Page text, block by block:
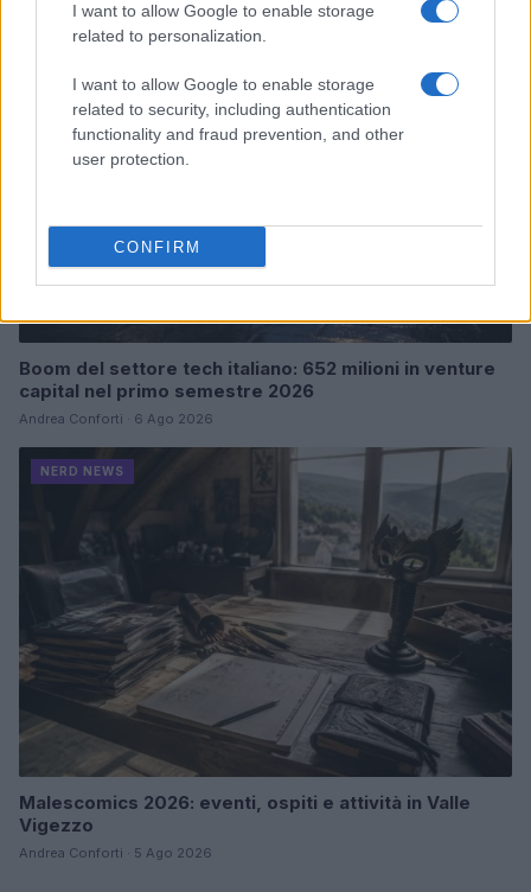
I want to allow Google to enable storage
related to personalization.
I want to allow Google to enable storage
related to security, including authentication
functionality and fraud prevention, and other
user protection.
CONFIRM
NERD NEWS
Boom del settore tech italiano: 652 milioni in venture
capital nel primo semestre 2026
Andrea Conforti · 6 Ago 2026
NERD NEWS
Malescomics 2026: eventi, ospiti e attività in Valle
Vigezzo
Andrea Conforti · 5 Ago 2026